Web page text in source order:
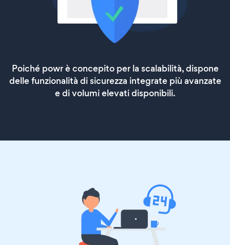
Poiché powr è concepito per la scalabilità, dispone
delle funzionalità di sicurezza integrate più avanzate
e di volumi elevati disponibili.